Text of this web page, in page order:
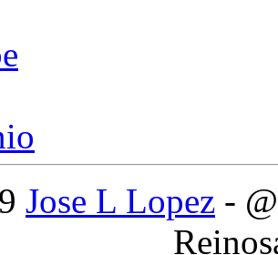
Jose L Lopez -